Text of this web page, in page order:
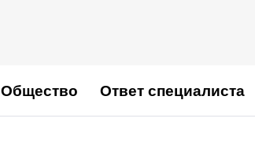
Общество Ответ специалиста